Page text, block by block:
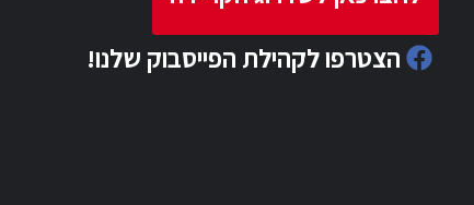
הצטרפו לקהילת הפייסבוק שלנו!